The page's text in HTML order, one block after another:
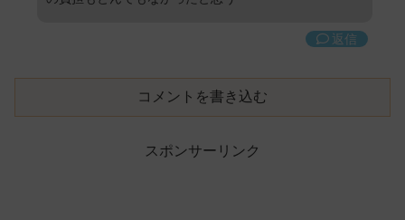
返信
コメントを書き込む
スポンサーリンク